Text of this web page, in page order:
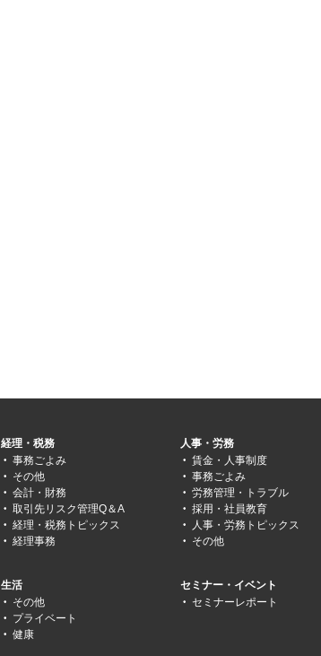
経理・税務
事務ごよみ
その他
会計・財務
取引先リスク管理Q＆A
経理・税務トピックス
経理事務
人事・労務
賃金・人事制度
事務ごよみ
労務管理・トラブル
採用・社員教育
人事・労務トピックス
その他
生活
その他
プライベート
健康
セミナー・イベント
セミナーレポート